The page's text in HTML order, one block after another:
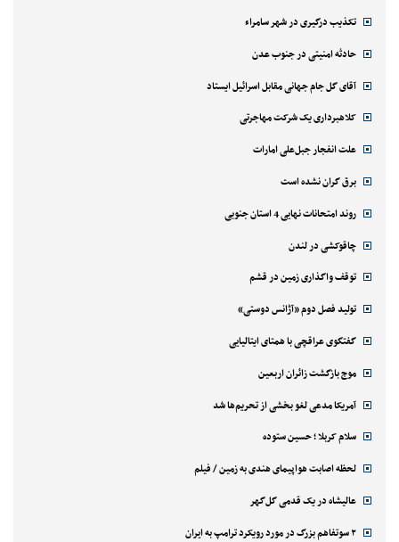
تکذیب درگیری در شهر سامراء
حادثه امنیتی در جنوب عدن
آقای گل جام جهانی مقابل اسرائیل ایستاد
کلاهبرداری یک شرکت مهاجرتی
علت انفجار جبل‌علی امارات
برق گران نشده است
روند امتحانات نهایی 4 استان جنوبی
چاقوکشی در لندن
توقف واگذاری زمین در قشم
تولید فصل دوم «آژانس دوستی»
گفتگوی عراقچی با همتای ایتالیایی
موج بازگشت زائران اربعین
آمریکا مدعی لغو بخشی از تحریم‌ها شد
سلام کربلا ؛ حسین ستوده
لحظه اصابت هواپیمای هندی به زمین / فیلم
عالیشاه در یک قدمی گل‌گهر
۲ سوتفاهم بزرگ در مورد رویکرد ترامپ به ایران